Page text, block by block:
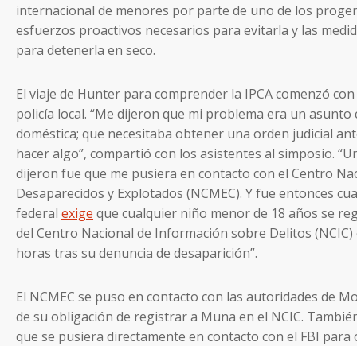
internacional de menores por parte de uno de los
esfuerzos proactivos necesarios para evitarla y las
para detenerla en seco.
El viaje de Hunter para comprender la IPCA comenzó
policía local. “Me dijeron que mi problema era un asunto
doméstica; que necesitaba obtener una orden judicial
hacer algo”, compartió con los asistentes al simposio.
dijeron fue que me pusiera en contacto con el Centro
Desaparecidos y Explotados (NCMEC). Y fue entonces
federal exige que cualquier niño menor de 18 años se
del Centro Nacional de Información sobre Delitos
horas tras su denuncia de desaparición”.
El NCMEC se puso en contacto con las autoridades de
de su obligación de registrar a Muna en el NCIC.
que se pusiera directamente en contacto con el FBI